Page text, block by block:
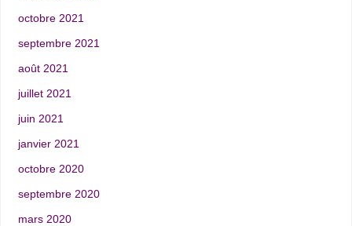
octobre 2021
septembre 2021
août 2021
juillet 2021
juin 2021
janvier 2021
octobre 2020
septembre 2020
mars 2020